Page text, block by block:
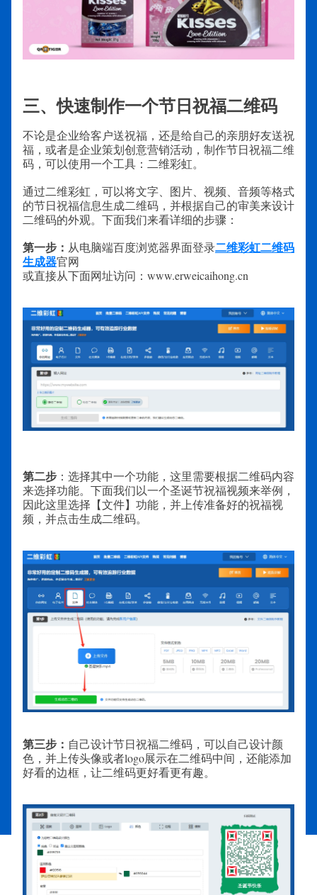
三、快速制作一个节日祝福二维码
不论是企业给客户送祝福，还是给自己的亲朋好友送祝
福，或者是企业策划创意营销活动，制作节日祝福二维
码，可以使用一个工具：二维彩虹。
通过二维彩虹，可以将文字、图片、视频、音频等格式
的节日祝福信息生成二维码，并根据自己的审美来设计
二维码的外观。下面我们来看详细的步骤：
第一步： 从电脑端百度浏览器界面登录二维彩虹二维码
生成器官网
或直接从下面网址访问：www.erweicaihong.cn
第二步 ：选择其中一个功能，这里需要根据二维码内容
来选择功能。下面我们以一个圣诞节祝福视频来举例，
因此这里选择【文件】功能，并上传准备好的祝福视
频，并点击生成二维码。
第三步： 自己设计节日祝福二维码，可以自己设计颜
色，并上传头像或者logo展示在二维码中间，还能添加
好看的边框，让二维码更好看更有趣。